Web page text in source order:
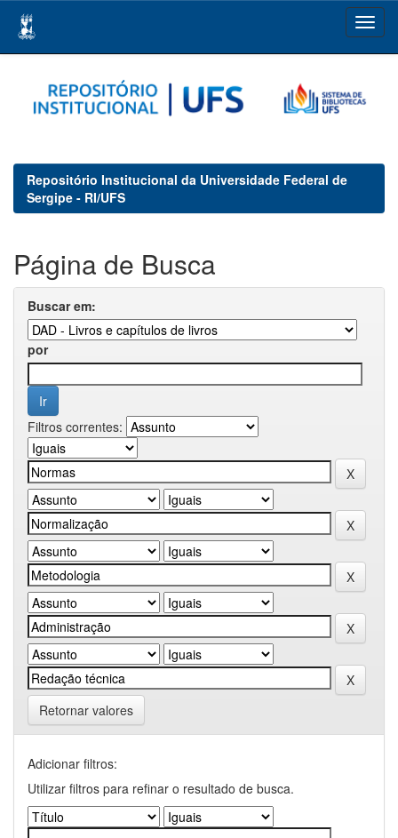
navigation
Repositório Institucional da Universidade Federal de
Sergipe - RI/UFS
Página de Busca
Buscar em:
por
Filtros correntes:
Retornar valores
Adicionar filtros:
Utilizar filtros para refinar o resultado de busca.